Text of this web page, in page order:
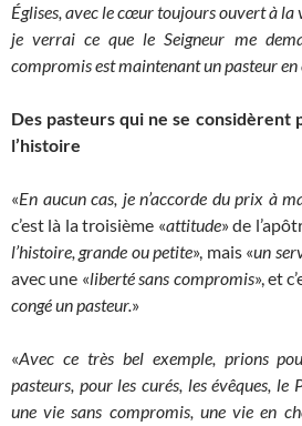
Églises, avec le cœur toujours ouvert à la
je verrai ce que le Seigneur me
compromis est maintenant un pasteur en
Des pasteurs qui ne se considèrent
l’histoire
«En aucun cas, je n’accorde du prix à
c’est là la troisième «attitude» de
l’histoire, grande ou petite», mais «un
avec une «liberté sans compromis», et
congé un pasteur.»
«Avec ce très bel exemple, prions
pasteurs, pour les curés, les évêques, le
une vie sans compromis, une vie en